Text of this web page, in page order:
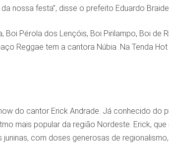
nossa festa”, disse o prefeito Eduardo
Pérola dos Lençóis, Boi Pirilampo, Boi de
Reggae tem a cantora Núbia. Na Tenda
do cantor Erick Andrade. Já conhecido do
mais popular da região Nordeste. Erick,
com doses generosas de